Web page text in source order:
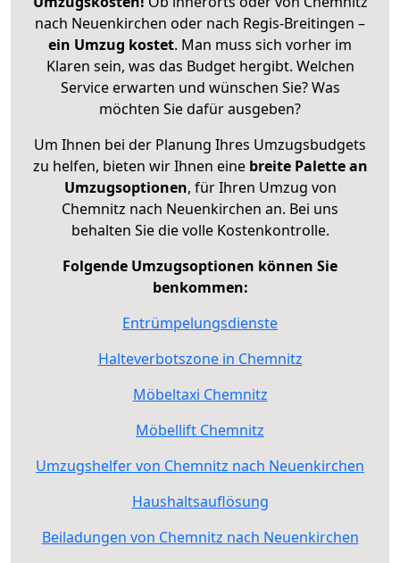
nach Neuenkirchen oder nach Regis-Breitingen –
ein Umzug kostet. Man muss sich vorher im
Klaren sein, was das Budget hergibt. Welchen
Service erwarten und wünschen Sie? Was
möchten Sie dafür ausgeben?
Um Ihnen bei der Planung Ihres Umzugsbudgets
zu helfen, bieten wir Ihnen eine breite Palette an
Umzugsoptionen, für Ihren Umzug von
Chemnitz nach Neuenkirchen an. Bei uns
behalten Sie die volle Kostenkontrolle.
Folgende Umzugsoptionen können Sie
benkommen:
Entrümpelungsdienste
Halteverbotszone in Chemnitz
Möbeltaxi Chemnitz
Möbellift Chemnitz
Umzugshelfer von Chemnitz nach Neuenkirchen
Haushaltsauflösung
Beiladungen von Chemnitz nach Neuenkirchen